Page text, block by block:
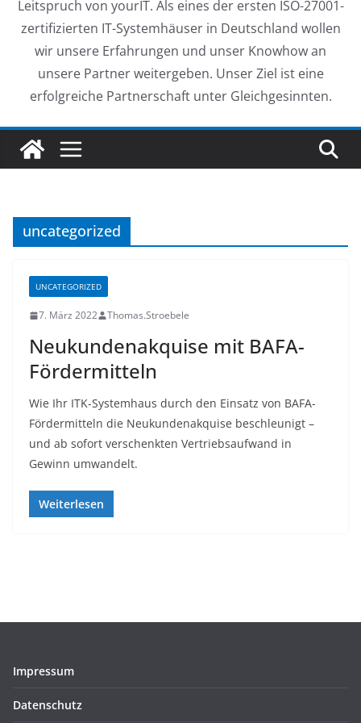
Leitspruch von yourIT. Als eines der ersten ISO-27001-
zertifizierten IT-Systemhäuser in Deutschland wollen
wir unsere Erfahrungen und unser Knowhow an
unsere Partner weitergeben. Unser Ziel ist eine
erfolgreiche Partnerschaft unter Gleichgesinnten.
uncategorized
UNCATEGORIZED
7. März 2022 Thomas.Stroebele
Neukundenakquise mit BAFA-
Fördermitteln
Wie Ihr ITK-Systemhaus durch den Einsatz von BAFA-
Fördermitteln die Neukundenakquise beschleunigt –
und ab sofort verschenkten Vertriebsaufwand in
Gewinn umwandelt.
Weiterlesen
Impressum
Datenschutz